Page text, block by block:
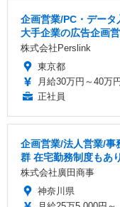
企画営業/PC・デー
大手企業の広告企画
株式会社Perslink
東京都
月給30万円～40万
正社員
企画営業/法人営業/事
群 在宅勤務制度もあり
株式会社廣田商事
神奈川県